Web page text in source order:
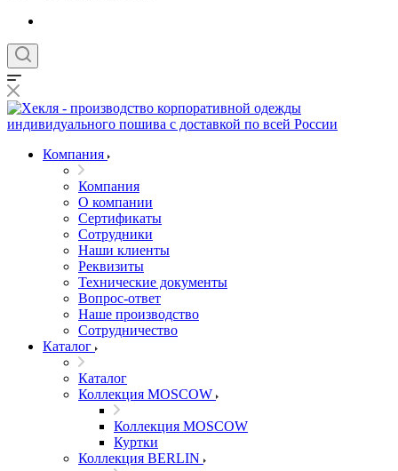
Компания
Компания
О компании
Сертификаты
Сотрудники
Наши клиенты
Реквизиты
Технические документы
Вопрос-ответ
Наше производство
Сотрудничество
Каталог
Каталог
Коллекция MOSCOW
Коллекция MOSCOW
Куртки
Коллекция BERLIN